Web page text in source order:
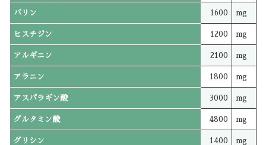
バリン 1600 mg
ヒスチジン 1200 mg
アルギニン 2100 mg
アラニン 1800 mg
アスパラギン酸 3000 mg
グルタミン酸 4800 mg
グリシン 1400 mg